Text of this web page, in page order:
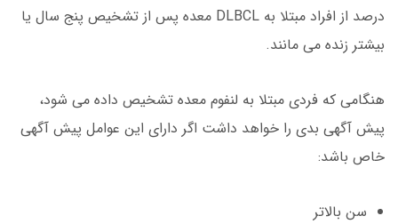
درصد از افراد مبتلا به DLBCL معده پس از تشخیص پنج سال یا
بیشتر زنده می مانند.
هنگامی که فردی مبتلا به لنفوم معده تشخیص داده می شود،
پیش آگهی بدی را خواهد داشت اگر دارای این عوامل پیش آگهی
خاص باشد:
سن بالاتر